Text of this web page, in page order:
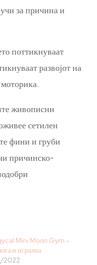
за причина и
поттикнуваат
развојот на
живописни
сетилен
фини и груби
причинско-
Mini Moon Gym –
и игрална
2022